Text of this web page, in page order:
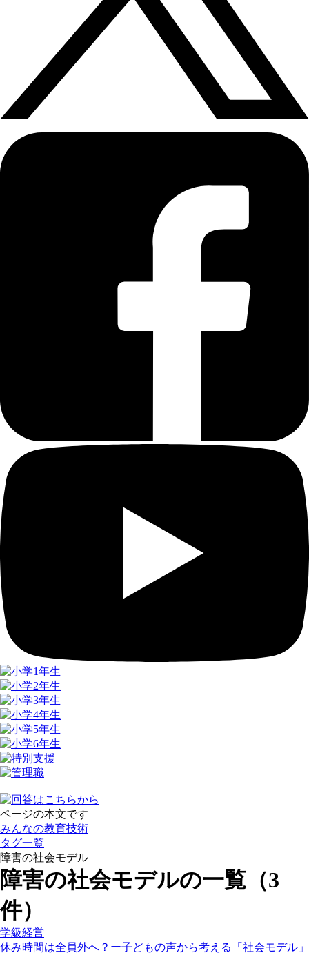
ページの本文です
みんなの教育技術
タグ一覧
障害の社会モデル
障害の社会モデルの一覧（3
件）
学級経営
休み時間は全員外へ？ー子どもの声から考える「社会モデル」